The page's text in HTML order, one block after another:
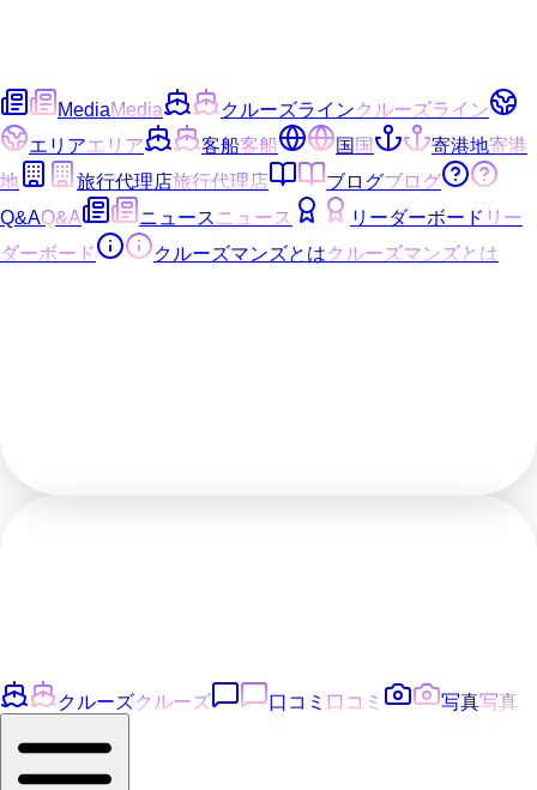
MediaMedia クルーズラインクルーズライン
エリアエリア 客船客船 国国 寄港地寄港
地
旅行代理店旅行代理店 ブログブログ
Q&AQ&A ニュース ニュース リーダーボード リー
ダーボード
クルーズマンズとはクルーズマンズとは
クルーズクルーズ 口コミ 口コミ 写真写真